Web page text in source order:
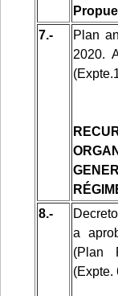
7.-
Plan
2020.
8.-
a
(Plan
(Expte.